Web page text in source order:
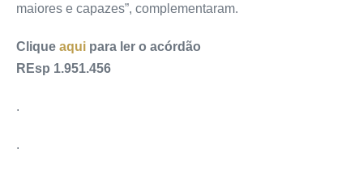
maiores e capazes”, complementaram.
Clique aqui para ler o acórdão
REsp 1.951.456
.
.